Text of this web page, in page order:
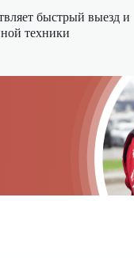
быстрый выезд и
техники